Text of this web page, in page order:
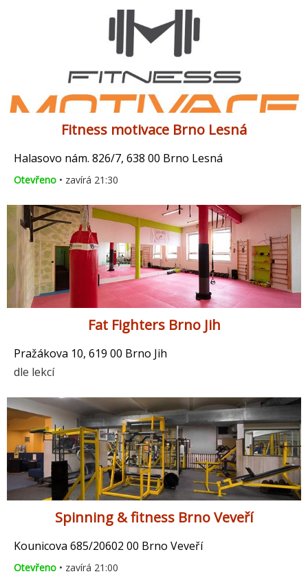
Fitness motivace Brno Lesná
Halasovo nám. 826/7, 638 00 Brno Lesná
Otevřeno • zavírá 21:30
Fat Fighters Brno Jih
Pražákova 10, 619 00 Brno Jih
dle lekcí
Spinning & fitness Brno Veveří
Kounicova 685/20602 00 Brno Veveří
Otevřeno • zavírá 21:00